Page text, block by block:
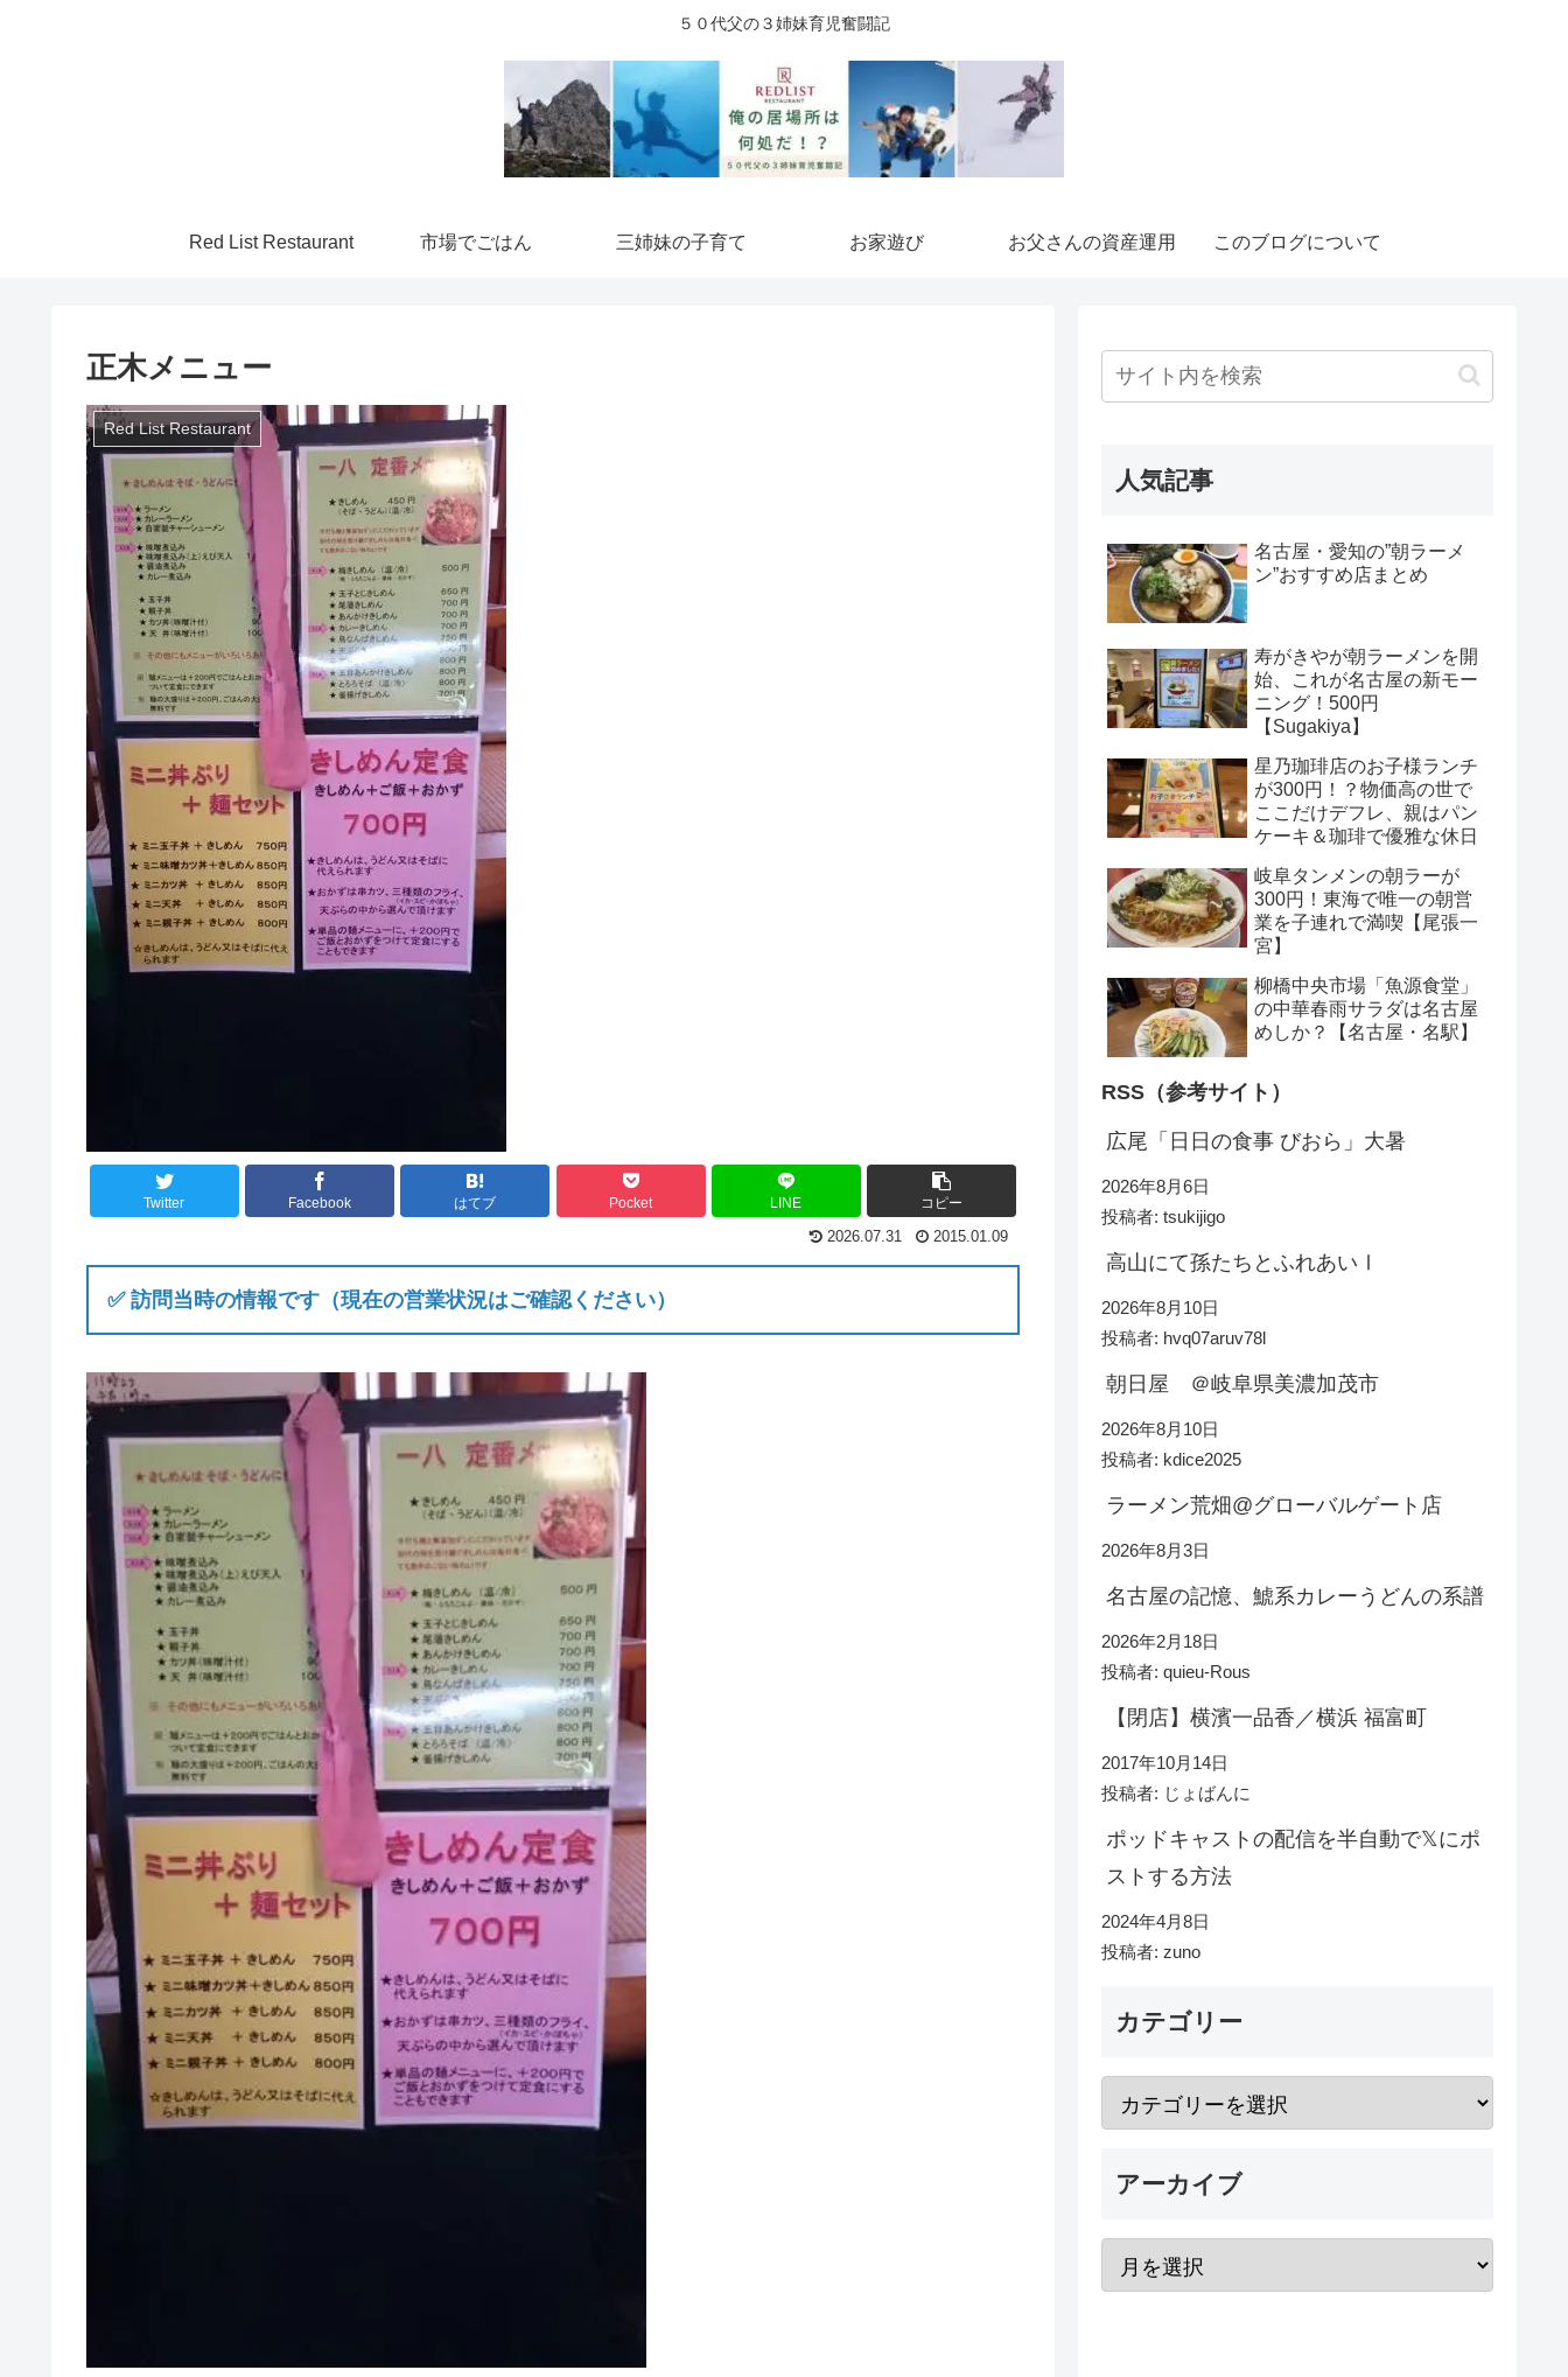
５０代父の３姉妹育児奮闘記
Red List Restaurant 市場でごはん 三姉妹の子育て お家遊び お父さんの資産運用 このブログについて
正木メニュー
Red List Restaurant
Twitter Facebook はてブ Pocket LINE コピー
2026.07.31 2015.01.09
✅ 訪問当時の情報です（現在の営業状況はご確認ください）
人気記事
名古屋・愛知の”朝ラーメ
ン”おすすめ店まとめ
寿がきやが朝ラーメンを開
始、これが名古屋の新モー
ニング！500円
【Sugakiya】
星乃珈琲店のお子様ランチ
が300円！？物価高の世で
ここだけデフレ、親はパン
ケーキ＆珈琲で優雅な休日
岐阜タンメンの朝ラーが
300円！東海で唯一の朝営
業を子連れで満喫【尾張一
宮】
柳橋中央市場「魚源食堂」
の中華春雨サラダは名古屋
めしか？【名古屋・名駅】
RSS（参考サイト）
広尾「日日の食事 びおら」大暑
2026年8月6日
投稿者: tsukijigo
高山にて孫たちとふれあいⅠ
2026年8月10日
投稿者: hvq07aruv78l
朝日屋 ＠岐阜県美濃加茂市
2026年8月10日
投稿者: kdice2025
ラーメン荒畑@グローバルゲート店
2026年8月3日
名古屋の記憶、鯱系カレーうどんの系譜
2026年2月18日
投稿者: quieu-Rous
【閉店】横濱一品香／横浜 福富町
2017年10月14日
投稿者: じょばんに
ポッドキャストの配信を半自動で𝕏にポ
ストする方法
2024年4月8日
投稿者: zuno
カテゴリー
アーカイブ